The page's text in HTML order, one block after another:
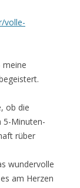
volle-
meine
ob die
5-Minuten-
rüber
wundervolle
am Herzen